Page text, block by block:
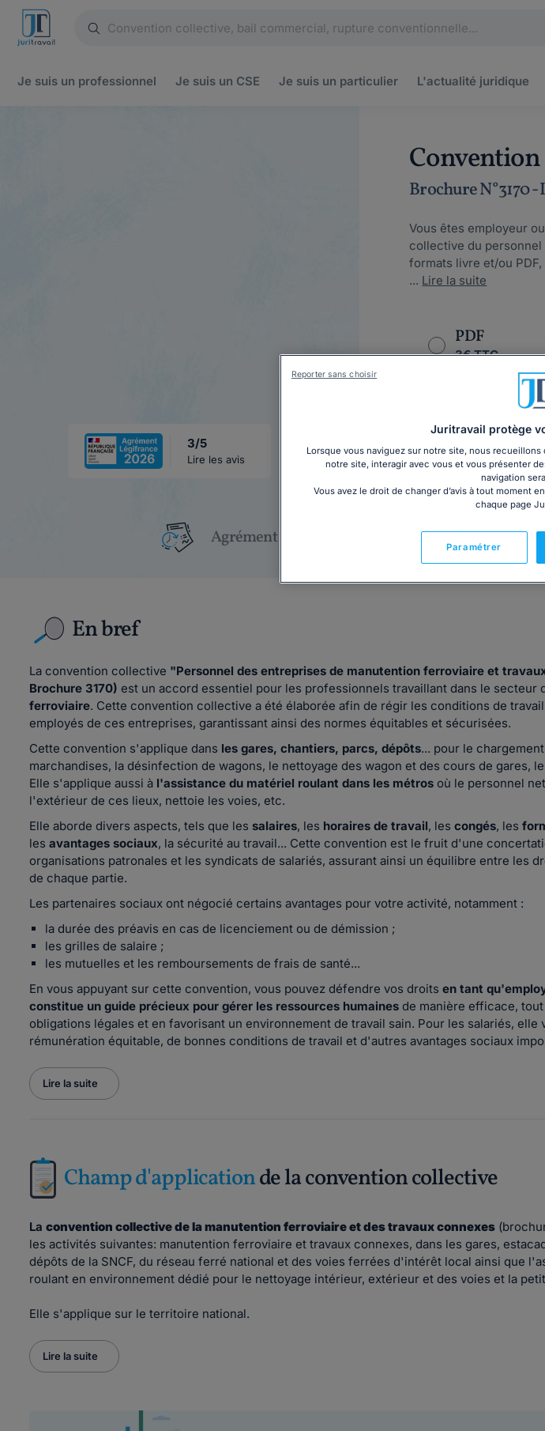
Je suis un professionnel Je suis un CSE Je suis un particulier L'actualité juridique
3/5
Lire les avis
Brochure N°3170
Vous êtes employeur
collective du personnel
formats livre et/ou
... Lire la suite
PDF
3€ TTC
Livre + PDF
30,60€ TTC
Agrément Légifrance
En bref
La convention collective "Personnel des entreprises de manutention ferroviaire et
Brochure 3170) est un accord essentiel pour les professionnels travaillant dans le secteur
ferroviaire. Cette convention collective a été élaborée afin de régir les conditions de
employés de ces entreprises, garantissant ainsi des normes équitables et sécurisées.
Cette convention s'applique dans les gares, chantiers, parcs, dépôts... pour le
marchandises, la désinfection de wagons, le nettoyage des wagon et des cours de gares,
Elle s'applique aussi à l'assistance du matériel roulant dans les métros où le personnel
l'extérieur de ces lieux, nettoie les voies, etc.
Elle aborde divers aspects, tels que les salaires, les horaires de travail, les congés, les
les avantages sociaux, la sécurité au travail... Cette convention est le fruit d'une
organisations patronales et les syndicats de salariés, assurant ainsi un équilibre entre les
de chaque partie.
Les partenaires sociaux ont négocié certains avantages pour votre activité, notamment :
la durée des préavis en cas de licenciement ou de démission ;
les grilles de salaire ;
les mutuelles et les remboursements de frais de santé...
En vous appuyant sur cette convention, vous pouvez défendre vos droits en tant
constitue un guide précieux pour gérer les ressources humaines de manière efficace,
obligations légales et en favorisant un environnement de travail sain. Pour les salariés, elle
rémunération équitable, de bonnes conditions de travail et d'autres avantages sociaux
Lire la suite
Champ d'applicationde la convention collective
La convention collective de la manutention ferroviaire et des travaux connexes
les activités suivantes: manutention ferroviaire et travaux connexes, dans les gares,
dépôts de la SNCF, du réseau ferré national et des voies ferrées d'intérêt local ainsi que
roulant en environnement dédié pour le nettoyage intérieur, extérieur et des voies et la
Elle s'applique sur le territoire national.
Lire la suite
Juritravail protège
Lorsque vous naviguez sur notre site, nous
notre site, interagir avec vous et vous présenter
navigation
Vous avez le droit de changer d’avis à tout moment
chaque page
Paramétrer
Reporter sans choisir